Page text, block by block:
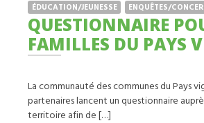
ÉDUCATION/JEUNESSE ENQUÊTES/
QUESTIONNAIRE POUR LES
FAMILLES DU PAYS
La communauté des communes du Pays
partenaires lancent un questionnaire
territoire afin de […]